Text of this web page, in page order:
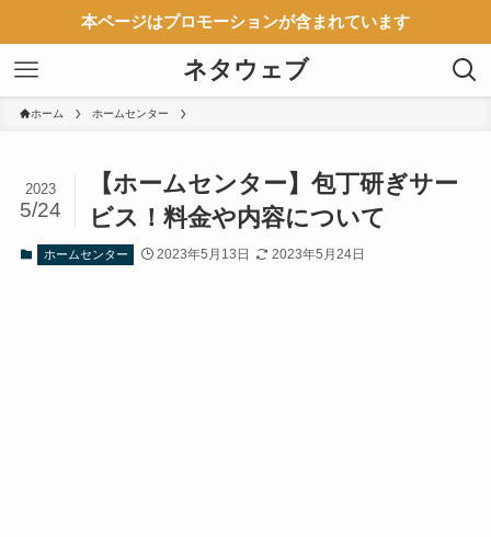
本ページはプロモーションが含まれています
ネタウェブ
ホーム ホームセンター
【ホームセンター】包丁研ぎサー
ビス！料金や内容について
2023
5/24
ホームセンター 2023年5月13日 2023年5月24日